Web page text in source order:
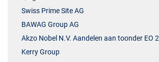
Swiss Prime Site AG
BAWAG Group AG
Akzo Nobel N.V. Aandelen aan toonder EO 2
Kerry Group